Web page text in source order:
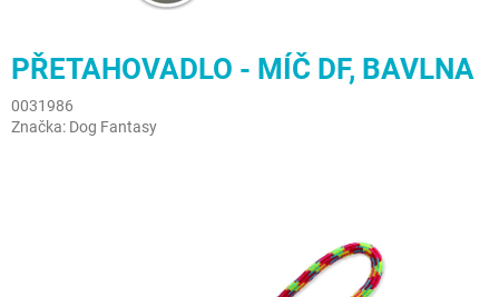
PŘETAHOVADLO - MÍČ DF, BAVLNA
0031986
Značka: Dog Fantasy